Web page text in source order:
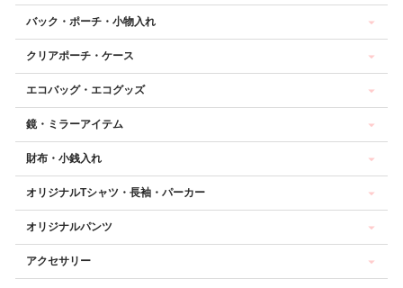
バック・ポーチ・小物入れ
クリアポーチ・ケース
エコバッグ・エコグッズ
鏡・ミラーアイテム
財布・小銭入れ
オリジナルTシャツ・長袖・パーカー
オリジナルパンツ
アクセサリー